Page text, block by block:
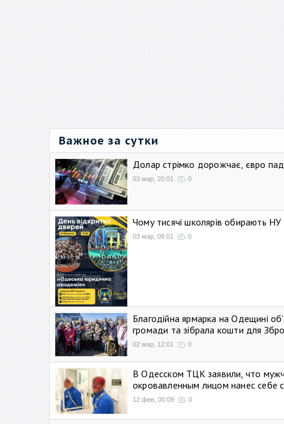
Важное за сутки
Долар стрімко дорожчає, євро
03 мар, 20:01 0
Чому тисячі школярів обирають
03 мар, 08:01 0
Благодійна ярмарка на Одещині
громади та зібрала кошти для
02 мар, 12:01 0
В Одесском ТЦК заявили, что
окровавленным лицом нанес себе
12 фев, 00:09 0